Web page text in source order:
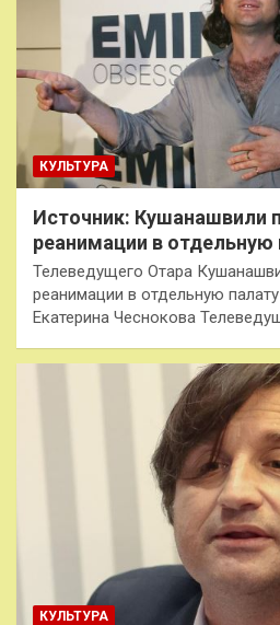
КУЛЬТУРА
Источник: Кушанашвили
реанимации в отдельную
Телеведущего Отара
реанимации в отдельную
Екатерина Чеснокова
КУЛЬТУРА